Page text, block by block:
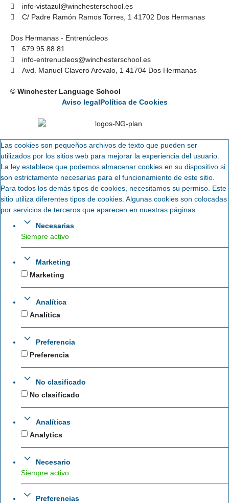
info-vistazul@winchesterschool.es
C/ Padre Ramón Ramos Torres, 1 41702 Dos Hermanas
Dos Hermanas - Entrenúcleos
679 95 88 81
info-entrenucleos@winchesterschool.es
Avd. Manuel Clavero Arévalo, 1 41704 Dos Hermanas
© Winchester Language School
Aviso legalPolítica de Cookies
Las cookies son pequeños archivos de texto que pueden ser
utilizados por los sitios web para mejorar la experiencia del usuario.
La ley establece que podemos almacenar cookies en su dispositivo si
son estrictamente necesarias para el funcionamiento de este sitio.
Para todos los demás tipos de cookies, necesitamos su permiso. Este
sitio utiliza diferentes tipos de cookies. Algunas cookies son colocadas
por servicios de terceros que aparecen en nuestras páginas.
Necesarias
Siempre activo
Marketing
Marketing
Analítica
Analítica
Preferencia
Preferencia
No clasificado
No clasificado
Analíticas
Analytics
Necesario
Siempre activo
Preferencias